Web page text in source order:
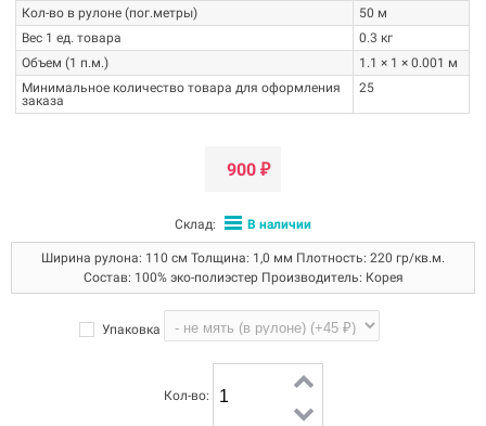
Кол-во в рулоне (пог.метры)
50 м
Вес 1 ед. товара
0.3 кг
Объем (1 п.м.)
1.1 × 1 × 0.001 м
Минимальное количество товара для оформления
заказа
25
900 ₽
Склад: В наличии
Ширина рулона: 110 см Толщина: 1,0 мм Плотность: 220 гр/кв.м.
Состав: 100% эко-полиэстер Производитель: Корея
Упаковка
Кол-во: